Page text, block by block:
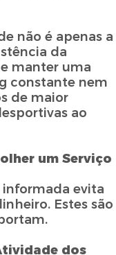
não é apenas a
da
manter uma
constante nem
de maior
ao
um Serviço
informada evita
Estes são
dos